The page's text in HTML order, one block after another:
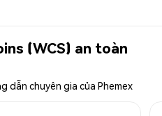
(WCS) an toàn
dẫn chuyên gia của Phemex